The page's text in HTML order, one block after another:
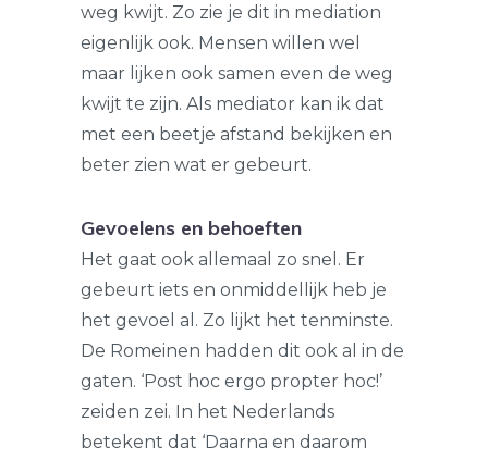
weg kwijt. Zo zie je dit in mediation
eigenlijk ook. Mensen willen wel
maar lijken ook samen even de weg
kwijt te zijn. Als mediator kan ik dat
met een beetje afstand bekijken en
beter zien wat er gebeurt.
Gevoelens en behoeften
Het gaat ook allemaal zo snel. Er
gebeurt iets en onmiddellijk heb je
het gevoel al. Zo lijkt het tenminste.
De Romeinen hadden dit ook al in de
gaten. ‘Post hoc ergo propter hoc!’
zeiden zei. In het Nederlands
betekent dat ‘Daarna en daarom